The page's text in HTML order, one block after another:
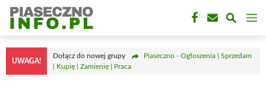
Przejdź
treści
UWAGA!
Dołącz do nowej grupy
Piaseczno - Ogłoszenia | Sprzedam
| Kupię | Zamienię | Praca